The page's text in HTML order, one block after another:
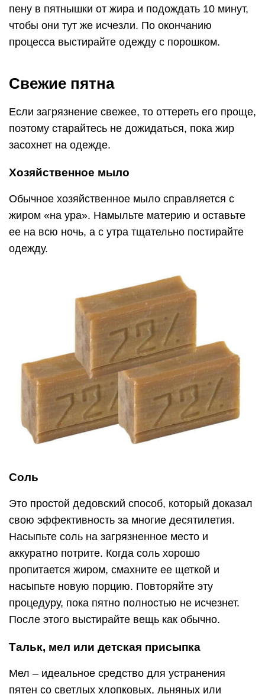
пену в пятнышки от жира и подождать 10 минут,
чтобы они тут же исчезли. По окончанию
процесса выстирайте одежду с порошком.
Свежие пятна
Если загрязнение свежее, то оттереть его проще,
поэтому старайтесь не дожидаться, пока жир
засохнет на одежде.
Хозяйственное мыло
Обычное хозяйственное мыло справляется с
жиром «на ура». Намыльте материю и оставьте
ее на всю ночь, а с утра тщательно постирайте
одежду.
Соль
Это простой дедовский способ, который доказал
свою эффективность за многие десятилетия.
Насыпьте соль на загрязненное место и
аккуратно потрите. Когда соль хорошо
пропитается жиром, смахните ее щеткой и
насыпьте новую порцию. Повторяйте эту
процедуру, пока пятно полностью не исчезнет.
После этого выстирайте вещь как обычно.
Тальк, мел или детская присыпка
Мел – идеальное средство для устранения
пятен со светлых хлопковых, льняных или